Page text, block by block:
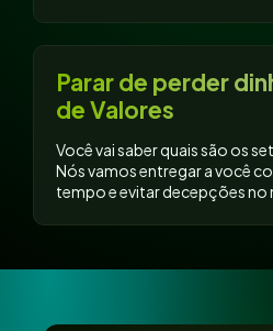
Parar de perder
de Valores
Você vai saber quais são os
Nós vamos entregar a você
tempo e evitar decepções no